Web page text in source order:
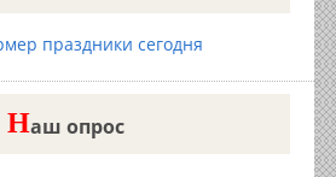
Наш опрос